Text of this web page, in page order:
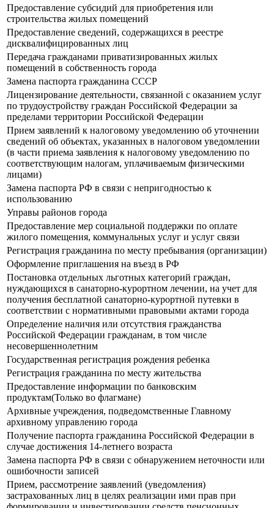
Предоставление субсидий для приобретения или
строительства жилых помещений
Предоставление сведений, содержащихся в реестре
дисквалифицированных лиц
Передача гражданами приватизированных жилых
помещений в собственность города
Замена паспорта гражданина СССР
Лицензирование деятельности, связанной с оказанием услуг
по трудоустройству граждан Российской Федерации за
пределами территории Российской Федерации
Прием заявлений к налоговому уведомлению об уточнении
сведений об объектах, указанных в налоговом уведомлении
(в части приема заявления к налоговому уведомлению по
соответствующим налогам, уплачиваемым физическими
лицами)
Замена паспорта РФ в связи с непригодностью к
использованию
Управы районов города
Предоставление мер социальной поддержки по оплате
жилого помещения, коммунальных услуг и услуг связи
Регистрация гражданина по месту пребывания (организации)
Оформление приглашения на въезд в РФ
Постановка отдельных льготных категорий граждан,
нуждающихся в санаторно-курортном лечении, на учет для
получения бесплатной санаторно-курортной путевки в
соответствии с нормативными правовыми актами города
Определение наличия или отсутствия гражданства
Российской Федерации гражданам, в том числе
несовершеннолетним
Государственная регистрация рождения ребенка
Регистрация гражданина по месту жительства
Предоставление информации по банковским
продуктам(Только во флагмане)
Архивные учреждения, подведомственные Главному
архивному управлению города
Получение паспорта гражданина Российской Федерации в
случае достижения 14-летнего возраста
Замена паспорта РФ в связи с обнаружением неточности или
ошибочности записей
Прием, рассмотрение заявлений (уведомления)
застрахованных лиц в целях реализации ими прав при